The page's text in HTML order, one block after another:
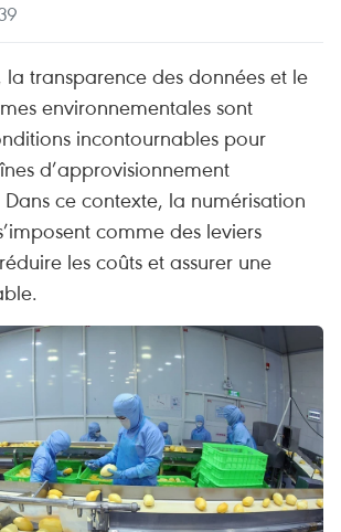
transparence des données et le
environnementales sont
incontournables pour
d’approvisionnement
ce contexte, la numérisation
comme des leviers
les coûts et assurer une